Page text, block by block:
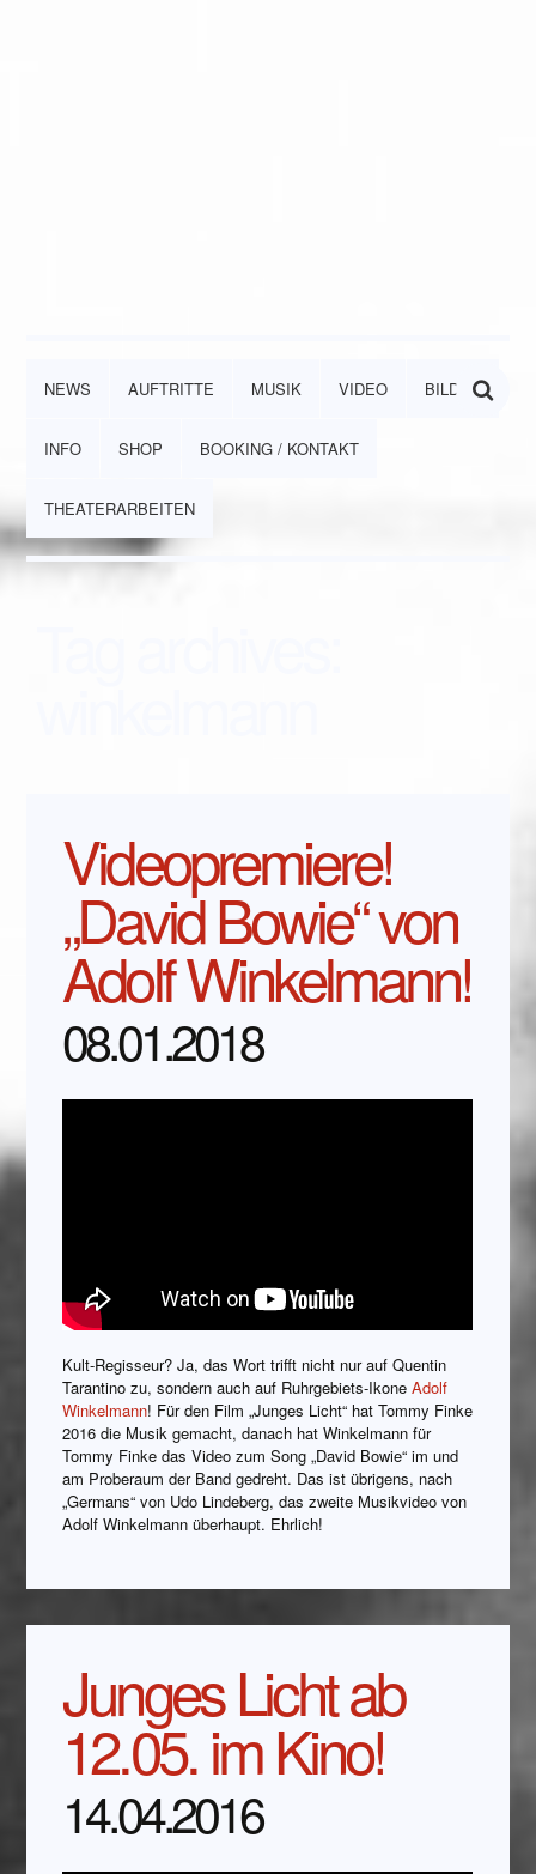
NEWS AUFTRITTE MUSIK VIDEO BILDER
INFO SHOP BOOKING / KONTAKT
THEATERARBEITEN
Videopremiere!
„David Bowie“ von
Adolf Winkelmann!
08.01.2018
Kult-Regisseur? Ja, das Wort trifft nicht nur auf Quentin
Tarantino zu, sondern auch auf Ruhrgebiets-IkoneAdolf
Winkelmann! Für den Film „Junges Licht“ hat Tommy Finke
2016 die Musik gemacht, danach hat Winkelmann für
Tommy Finke das Video zum Song „David Bowie“ im und
am Proberaum der Band gedreht. Das ist übrigens, nach
„Germans“ von Udo Lindeberg, das zweite Musikvideo von
Adolf Winkelmann überhaupt. Ehrlich!
Junges Licht ab
12.05. im Kino!
14.04.2016